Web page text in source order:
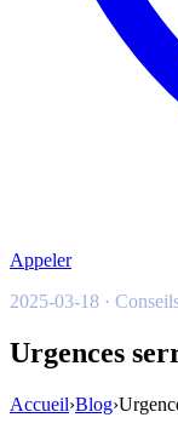
Appeler
2025-03-18 ·
Urgences
Accueil›Blog›